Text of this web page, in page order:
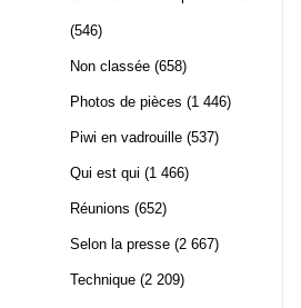
(546)
Non classée (658)
Photos de pièces (1 446)
Piwi en vadrouille (537)
Qui est qui (1 466)
Réunions (652)
Selon la presse (2 667)
Technique (2 209)